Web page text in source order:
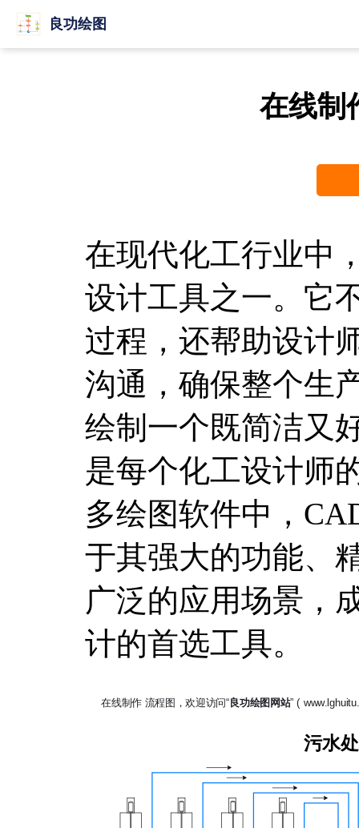
良功绘图
在线制
在现代化工行业中
设计工具之一。它
过程，还帮助设计
沟通，确保整个生
绘制一个既简洁又
是每个化工设计师
多绘图软件中，
于其强大的功能、
广泛的应用场景，
计的首选工具。